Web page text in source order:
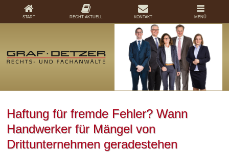
Haftung für fremde Fehler? Wann
Handwerker für Mängel von
Drittunternehmen geradestehen
START RECHT AKTUELL KONTAKT MENÜ